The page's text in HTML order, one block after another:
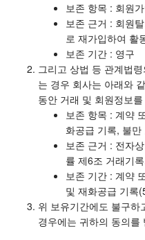
보존 항목 : 회원
보존 근거 : 회원
로 재가입하여 활
보존 기간 : 영구
그리고 상법 등 관계법
는 경우 회사는 아래와
동안 거래 및 회원정보
보존 항목 : 계약
화공급 기록, 불
보존 근거 : 전자
률 제6조 거래기
보존 기간 : 계약
및 재화공급 기록
위 보유기간에도 불구하
경우에는 귀하의 동의를